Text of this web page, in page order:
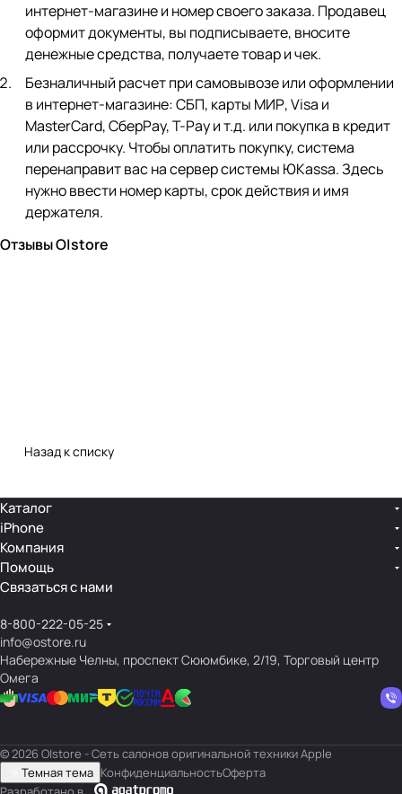
интернет-магазине и номер своего заказа. Продавец
оформит документы, вы подписываете, вносите
денежные средства, получаете товар и чек.
Безналичный расчет при самовывозе или оформлении
в интернет-магазине: СБП, карты МИР, Visa и
MasterCard, СберPay, Т-Pay и т.д. или покупка в кредит
или рассрочку. Чтобы оплатить покупку, система
перенаправит вас на сервер системы ЮKassa. Здесь
нужно ввести номер карты, срок действия и имя
держателя.
Отзывы O|store
Назад к списку
Каталог
iPhone
Компания
Помощь
Связаться с нами
8-800-222-05-25
info@ostore.ru
Набережные Челны, проспект Сююмбике, 2/19, Торговый центр
Омега
© 2026 O|store - Сеть салонов оригинальной техники Apple
Темная тема КонфиденциальностьОферта